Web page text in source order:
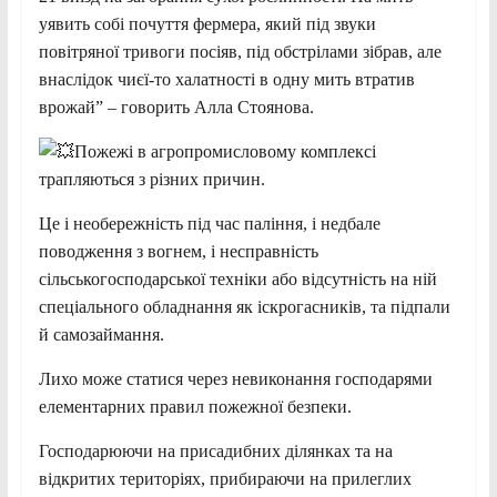
уявить собі почуття фермера, який під звуки
повітряної тривоги посіяв, під обстрілами зібрав, але
внаслідок чиєї-то халатності в одну мить втратив
врожай” – говорить Алла Стоянова.
Пожежі в агропромисловому комплексі
трапляються з різних причин.
Це і необережність під час паління, і недбале
поводження з вогнем, і несправність
сільськогосподарської техніки або відсутність на ній
спеціального обладнання як іскрогасників, та підпали
й самозаймання.
Лихо може статися через невиконання господарями
елементарних правил пожежної безпеки.
Господарюючи на присадибних ділянках та на
відкритих територіях, прибираючи на прилеглих